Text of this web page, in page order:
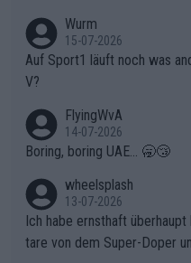
Wurm
15-07-2026
Auf Sport1 läuft noch was
V?
FlyingWvA
14-07-2026
Boring, boring UAE... 🥱😴
wheelsplash
13-07-2026
Ich habe ernsthaft
tare von dem Super-Doper